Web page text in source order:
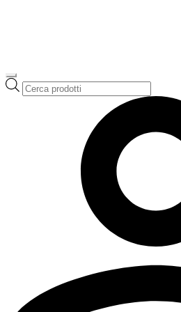
Ricerca
prodotti